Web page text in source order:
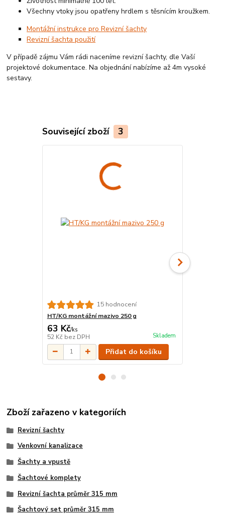
Všechny vtoky jsou opatřeny hrdlem s těsnícím kroužkem.
Montážní instrukce pro Revizní šachty
Revizní šachta použití
V případě zájmu Vám rádi naceníme revizní šachty, dle Vaší
projektové dokumentace. Na objednání nabízíme až 4m vysoké
sestavy.
Související zboží 3
15 hodnocení
HT/KG montážní mazivo 250 g
63 Kč/ks
52 Kč bez DPH Skladem
Přidat do košíku
Zboží zařazeno v kategoriích
Revizní šachty
Venkovní kanalizace
Šachty a vpustě
Šachtové komplety
Revizní šachta průměr 315 mm
Šachtový set průměr 315 mm